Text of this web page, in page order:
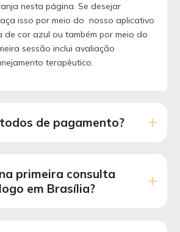
nesta página. Se desejar
isso por meio do nosso aplicativo
de cor azul ou também por meio do
sessão inclui avaliação
terapêutico.
de pagamento?
primeira consulta
em Brasília?